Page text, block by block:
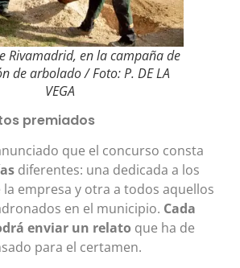
Rivamadrid, en la campaña de
de arbolado / Foto: P. DE LA
VEGA
premiados
que el concurso consta
diferentes: una dedicada a los
empresa y otra a todos aquellos
en el municipio. Cada
enviar un relato que ha de
para el certamen.